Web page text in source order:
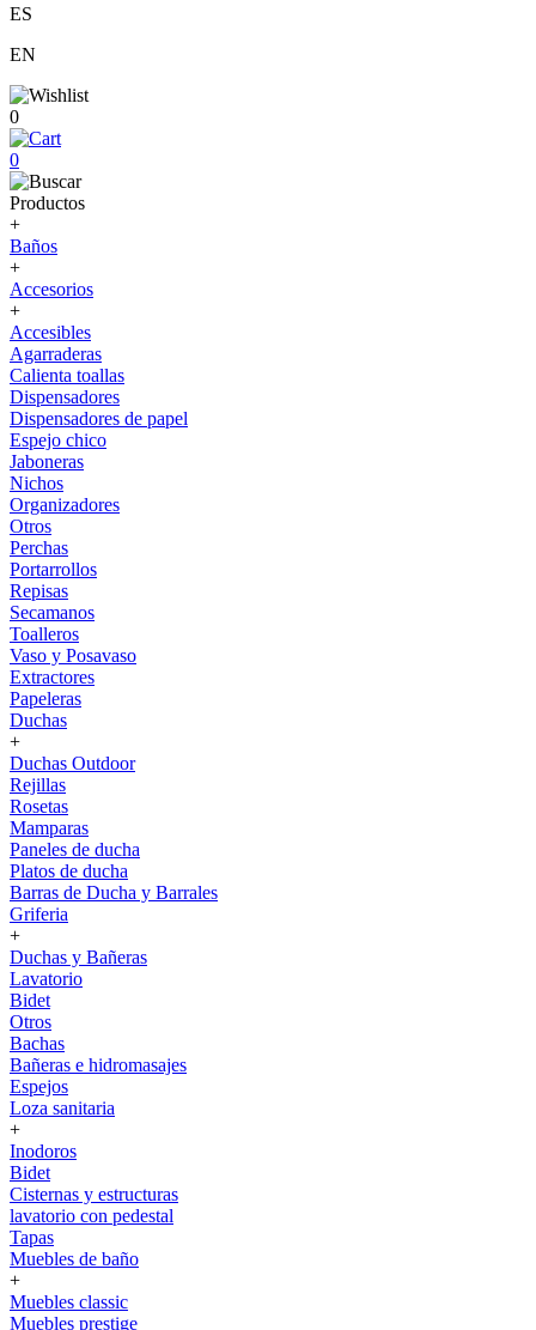
ES
EN
0
0
Productos
+
Baños
+
Accesorios
+
Accesibles
Agarraderas
Calienta toallas
Dispensadores
Dispensadores de papel
Espejo chico
Jaboneras
Nichos
Organizadores
Otros
Perchas
Portarrollos
Repisas
Secamanos
Toalleros
Vaso y Posavaso
Extractores
Papeleras
Duchas
+
Duchas Outdoor
Rejillas
Rosetas
Mamparas
Paneles de ducha
Platos de ducha
Barras de Ducha y Barrales
Griferia
+
Duchas y Bañeras
Lavatorio
Bidet
Otros
Bachas
Bañeras e hidromasajes
Espejos
Loza sanitaria
+
Inodoros
Bidet
Cisternas y estructuras
lavatorio con pedestal
Tapas
Muebles de baño
+
Muebles classic
Muebles prestige